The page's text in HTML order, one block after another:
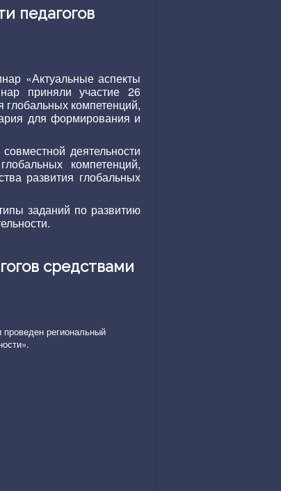
педагогов
«Актуальные аспекты
приняли участие 26
компетенций,
для формирования и
деятельности
компетенций,
развития глобальных
заданий по развитию
средствами
региональный